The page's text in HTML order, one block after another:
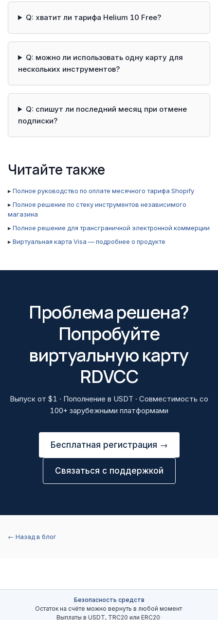
Q: хватит ли тарифа Helium 10 Free?
Q: можно ли использовать одну карту для
нескольких инструментов?
Q: спишут ли последний месяц при отмене
подписки?
Читайте также
▸Полное руководство по оплате месячного тарифа Shopify
▸Полное решение по стеку инструментов независимого
магазина
▸Полное решение для трансграничной электронной коммерции
▸Виртуальная карта Visa — подробнее о продукте
Проблема решена?
Попробуйте
виртуальную карту
RDVCC
Выпуск от $1 · Пополнение в USDT · Совместимость со
100+ зарубежными платформами
Бесплатная регистрация →
Связаться с поддержкой
← Назад в блог
Безопасность средств
Остаток на счёте можно вернуть в любой момент·
Выплаты в USDT, TRC20 или ERC20·